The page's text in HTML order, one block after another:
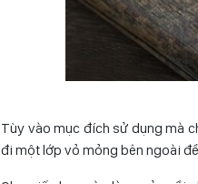
Tùy vào mục đích sử dụng mà
đi một lớp vỏ mỏng bên ngoài